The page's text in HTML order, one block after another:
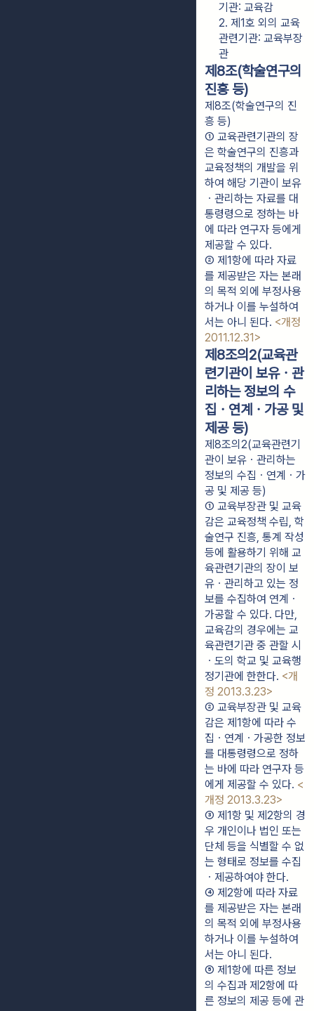
기관: 교육감
2. 제1호 외의 교육
관련기관: 교육부장
관
제8조(학술연구의
진흥 등)
제8조(학술연구의 진
흥 등)
① 교육관련기관의 장
은 학술연구의 진흥과
교육정책의 개발을 위
하여 해당 기관이 보유
ㆍ관리하는 자료를 대
통령령으로 정하는 바
에 따라 연구자 등에게
제공할 수 있다.
② 제1항에 따라 자료
를 제공받은 자는 본래
의 목적 외에 부정사용
하거나 이를 누설하여
서는 아니 된다. <개정
2011.12.31>
제8조의2(교육관
련기관이 보유ㆍ관
리하는 정보의 수
집ㆍ연계ㆍ가공 및
제공 등)
제8조의2(교육관련기
관이 보유ㆍ관리하는
정보의 수집ㆍ연계ㆍ가
공 및 제공 등)
① 교육부장관 및 교육
감은 교육정책 수립, 학
술연구 진흥, 통계 작성
등에 활용하기 위해 교
육관련기관의 장이 보
유ㆍ관리하고 있는 정
보를 수집하여 연계ㆍ
가공할 수 있다. 다만,
교육감의 경우에는 교
육관련기관 중 관할 시
ㆍ도의 학교 및 교육행
정기관에 한한다. <개
정 2013.3.23>
② 교육부장관 및 교육
감은 제1항에 따라 수
집ㆍ연계ㆍ가공한 정보
를 대통령령으로 정하
는 바에 따라 연구자 등
에게 제공할 수 있다. <
개정 2013.3.23>
③ 제1항 및 제2항의 경
우 개인이나 법인 또는
단체 등을 식별할 수 없
는 형태로 정보를 수집
ㆍ제공하여야 한다.
④ 제2항에 따라 자료
를 제공받은 자는 본래
의 목적 외에 부정사용
하거나 이를 누설하여
서는 아니 된다.
⑤ 제1항에 따른 정보
의 수집과 제2항에 따
른 정보의 제공 등에 관